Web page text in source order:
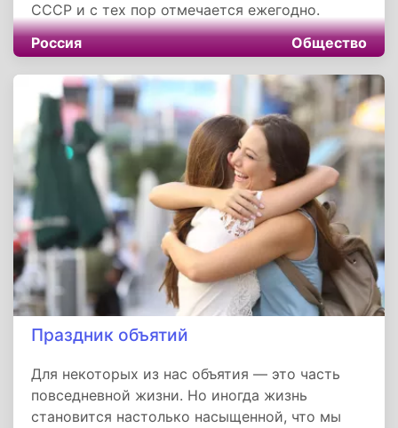
СССР и с тех пор отмечается ежегодно.
Россия
Общество
Праздник объятий
Для некоторых из нас объятия — это часть
повседневной жизни. Но иногда жизнь
становится настолько насыщенной, что мы